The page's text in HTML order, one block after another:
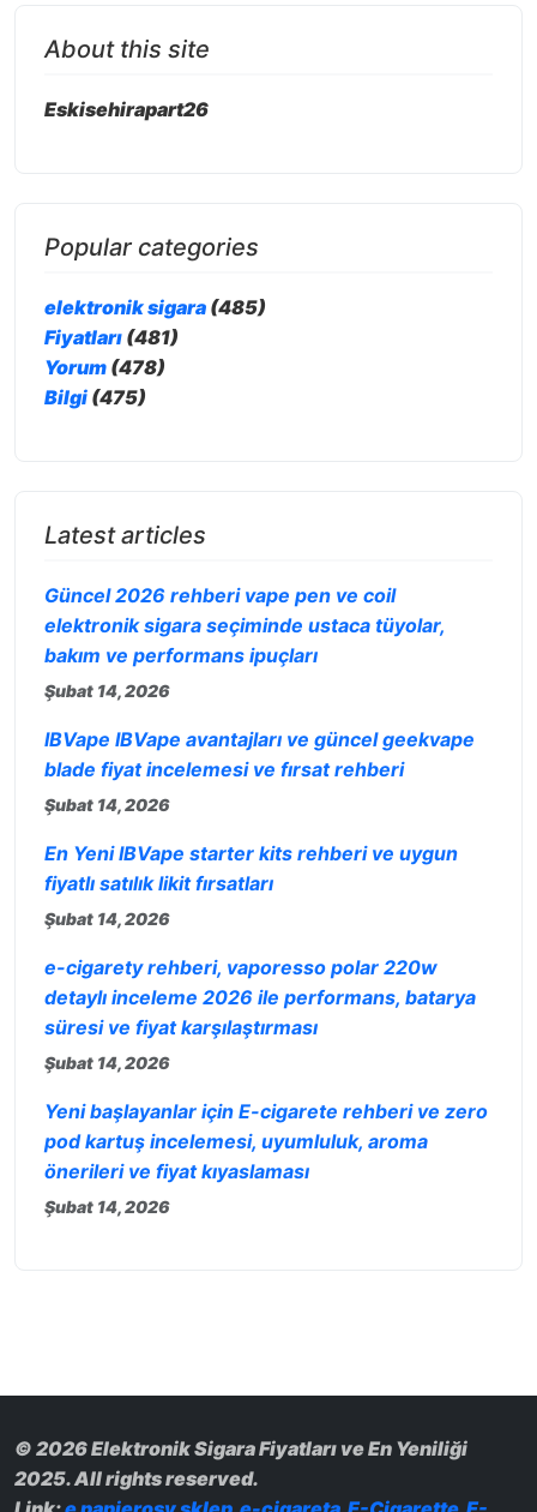
About this site
Eskisehirapart26
Popular categories
elektronik sigara (485)
Fiyatları (481)
Yorum (478)
Bilgi (475)
Latest articles
Güncel 2026 rehberi vape pen ve coil
elektronik sigara seçiminde ustaca tüyolar,
bakım ve performans ipuçları
Şubat 14, 2026
IBVape IBVape avantajları ve güncel geekvape
blade fiyat incelemesi ve fırsat rehberi
Şubat 14, 2026
En Yeni IBVape starter kits rehberi ve uygun
fiyatlı satılık likit fırsatları
Şubat 14, 2026
e-cigarety rehberi, vaporesso polar 220w
detaylı inceleme 2026 ile performans, batarya
süresi ve fiyat karşılaştırması
Şubat 14, 2026
Yeni başlayanlar için E-cigarete rehberi ve zero
pod kartuş incelemesi, uyumluluk, aroma
önerileri ve fiyat kıyaslaması
Şubat 14, 2026
© 2026 Elektronik Sigara Fiyatları ve En Yeniliği
2025. All rights reserved.